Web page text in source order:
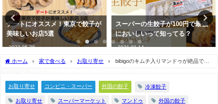
ートにオススメ！東京で餃子が
味しいお店5選
05-28
スーパーの生餃子が100円で最強
においしいって知ってる？
2021-01-14
ホーム 家で食べる お取り寄せ
bibigoのキムチ入りマンドゥが絶品で病
お取り寄せ コンビニ・スーパー 外国の餃子 冷凍餃子
お取り寄せ スーパーマーケット マンドゥ 外国の餃子